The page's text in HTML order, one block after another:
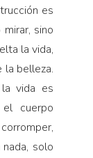
es
sino
la vida,
la belleza.
vida es
cuerpo
solo